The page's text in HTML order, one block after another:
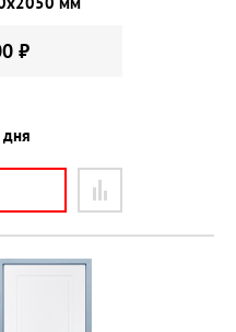
₽
дня